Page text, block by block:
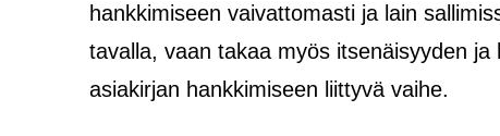
hankkimiseen vaivattomasti ja lain
tavalla, vaan takaa myös itsenäisyyden
asiakirjan hankkimiseen liittyvä vaihe.